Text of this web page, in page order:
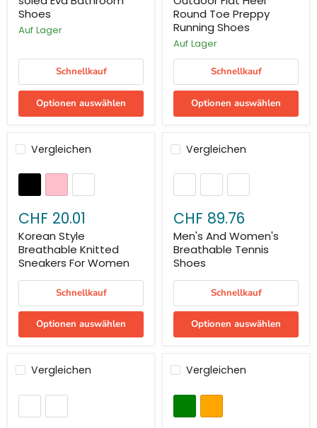
Shoes
Auf Lager
Schnellkauf
Optionen auswählen
Round Toe Preppy
Running Shoes
Auf Lager
Schnellkauf
Optionen auswählen
Vergleichen
CHF 20.01
Korean Style
Breathable Knitted
Sneakers For Women
Schnellkauf
Optionen auswählen
Vergleichen
CHF 89.76
Men's And Women's
Breathable Tennis
Shoes
Schnellkauf
Optionen auswählen
Vergleichen Vergleichen